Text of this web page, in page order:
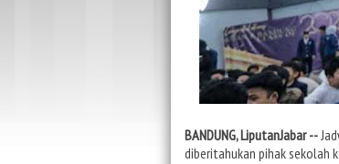
BANDUNG, LiputanJabar --
diberitahukan pihak sekolah